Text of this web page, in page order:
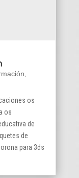
os
os
de
de
para 3ds